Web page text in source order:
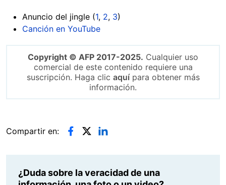
Anuncio del jingle (1, 2, 3)
Canción en YouTube
Copyright © AFP 2017-2025. Cualquier uso
comercial de este contenido requiere una
suscripción. Haga clic aquípara obtener más
información.
Compartir en:
¿Duda sobre la veracidad de una